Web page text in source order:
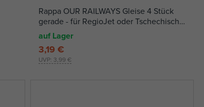
Rappa OUR RAILWAYS Gleise 4 Stück
gerade - für RegioJet oder Tschechische
Bahnen
auf Lager
UVP: 3,99 €
3,19 €